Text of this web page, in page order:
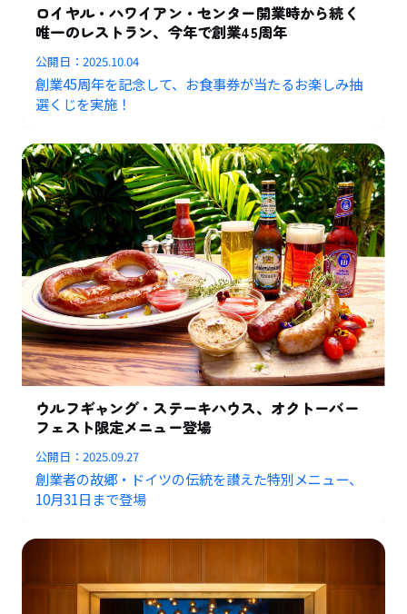
ロイヤル・ハワイアン・センター開業時から続く
唯一のレストラン、今年で創業45周年
公開日：2025.10.04
創業45周年を記念して、お食事券が当たるお楽しみ抽
選くじを実施！
ウルフギャング・ステーキハウス、オクトーバー
フェスト限定メニュー登場
公開日：2025.09.27
創業者の故郷・ドイツの伝統を讃えた特別メニュー、
10月31日まで登場